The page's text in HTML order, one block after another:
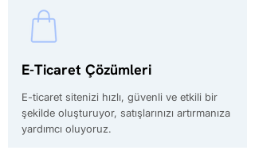
E-Ticaret Çözümleri
E-ticaret sitenizi hızlı, güvenli ve etkili bir
şekilde oluşturuyor, satışlarınızı artırmanıza
yardımcı oluyoruz.